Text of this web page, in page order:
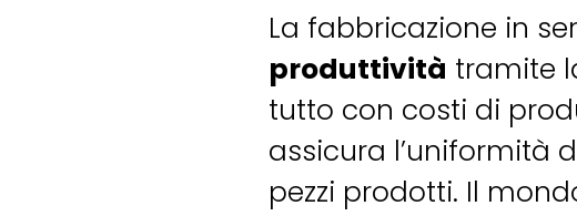
La fabbricazione in
produttività tramite
tutto con costi di
assicura l’uniformità
pezzi prodotti. Il